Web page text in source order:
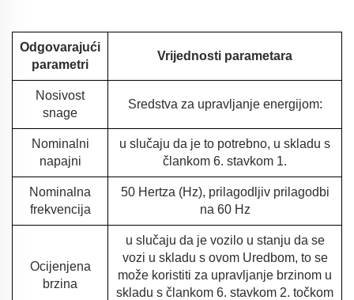
Odgovarajući
parametri
Vrijednosti parametara
Nosivost
snage
Sredstva za upravljanje energijom:
Nominalni
napajni
u slučaju da je to potrebno, u skladu s
člankom 6. stavkom 1.
Nominalna
frekvencija
50 Hertza (Hz), prilagodljiv prilagodbi
na 60 Hz
Ocijenjena
brzina
u slučaju da je vozilo u stanju da se
vozi u skladu s ovom Uredbom, to se
može koristiti za upravljanje brzinom u
skladu s člankom 6. stavkom 2. točkom